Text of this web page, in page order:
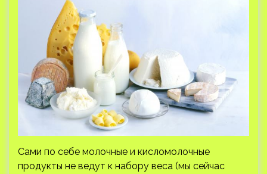
Сами по себе молочные и кисломолочные
продукты не ведут к набору веса (мы сейчас